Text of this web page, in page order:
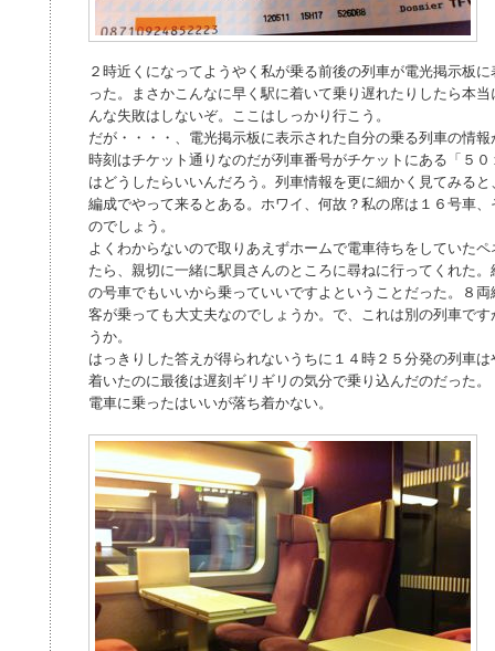
２時近くになってようやく私が乗る前後の列車が電光掲示板
った。まさかこんなに早く駅に着いて乗り遅れたりしたら本
んな失敗はしないぞ。ここはしっかり行こう。
だが・・・・、電光掲示板に表示された自分の乗る列車の情
時刻はチケット通りなのだが列車番号がチケットにある「５
はどうしたらいいんだろう。列車情報を更に細かく見てみる
編成でやって来るとある。ホワイ、何故？私の席は１６号車
のでしょう。
よくわからないので取りあえずホームで電車待ちをしていた
たら、親切に一緒に駅員さんのところに尋ねに行ってくれた
の号車でもいいから乗っていいですよということだった。８
客が乗っても大丈夫なのでしょうか。で、これは別の列車で
うか。
はっきりした答えが得られないうちに１４時２５分発の列車
着いたのに最後は遅刻ギリギリの気分で乗り込んだのだった。
電車に乗ったはいいが落ち着かない。